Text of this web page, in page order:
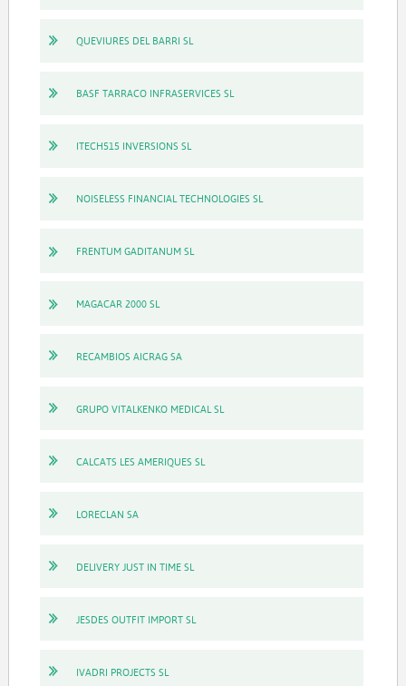
QUEVIURES DEL BARRI SL
BASF TARRACO INFRASERVICES SL
ITECH515 INVERSIONS SL
NOISELESS FINANCIAL TECHNOLOGIES SL
FRENTUM GADITANUM SL
MAGACAR 2000 SL
RECAMBIOS AICRAG SA
GRUPO VITALKENKO MEDICAL SL
CALCATS LES AMERIQUES SL
LORECLAN SA
DELIVERY JUST IN TIME SL
JESDES OUTFIT IMPORT SL
IVADRI PROJECTS SL